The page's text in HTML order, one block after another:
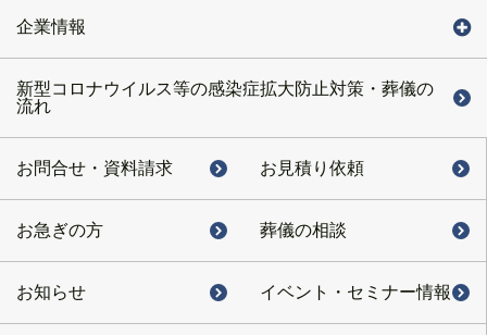
企業情報
新型コロナウイルス等の感染症拡大防止対策・葬儀の
流れ
お問合せ・ 資料請求 お見積り依頼
お急ぎの方 葬儀の相談
お知らせ イベント・ セミナー情報